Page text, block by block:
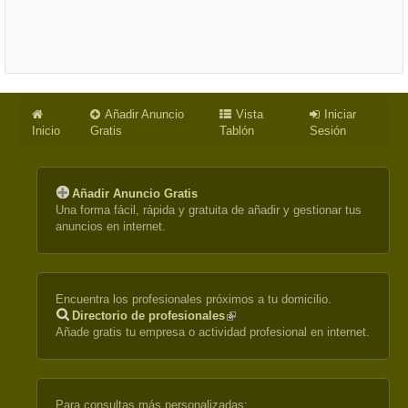
Inicio
Añadir Anuncio
Gratis
Vista
Tablón
Iniciar
Sesión
Añadir Anuncio Gratis
Una forma fácil, rápida y gratuita de añadir y gestionar tus
anuncios en internet.
Encuentra los profesionales próximos a tu domicilio.
Directorio de profesionales(link
is
Añade gratis tu empresa o actividad profesional en internet.
Para consultas más personalizadas: